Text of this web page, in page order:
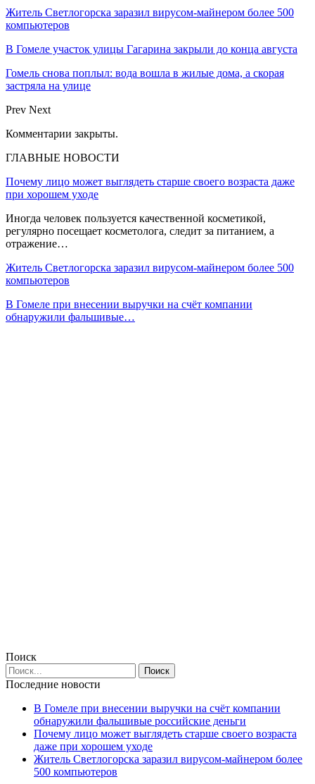
Житель Светлогорска заразил вирусом-майнером более 500
компьютеров
В Гомеле участок улицы Гагарина закрыли до конца августа
Гомель снова поплыл: вода вошла в жилые дома, а скорая
застряла на улице
Prev Next
Комментарии закрыты.
ГЛАВНЫЕ НОВОСТИ
Почему лицо может выглядеть старше своего возраста даже
при хорошем уходе
Иногда человек пользуется качественной косметикой,
регулярно посещает косметолога, следит за питанием, а
отражение…
Житель Светлогорска заразил вирусом-майнером более 500
компьютеров
В Гомеле при внесении выручки на счёт компании
обнаружили фальшивые…
Поиск
Последние новости
В Гомеле при внесении выручки на счёт компании
обнаружили фальшивые российские деньги
Почему лицо может выглядеть старше своего возраста
даже при хорошем уходе
Житель Светлогорска заразил вирусом-майнером более
500 компьютеров